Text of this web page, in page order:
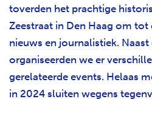
toverden het prachtige
Zeestraat in Den Haag om
nieuws en journalistiek.
organiseerden we er
gerelateerde events. Helaas
in 2024 sluiten wegens